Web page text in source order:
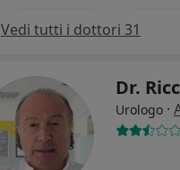
Vedi tutti i dottori 31
Dr.
Urologo ·